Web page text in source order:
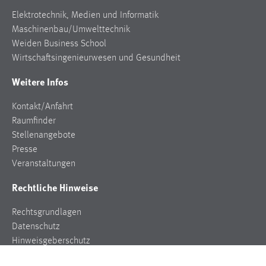
Elektrotechnik, Medien und Informatik
Maschinenbau/Umwelttechnik
Weiden Business School
Wirtschaftsingenieurwesen und Gesundheit
Weitere Infos
Kontakt/Anfahrt
Raumfinder
Stellenangebote
Presse
Veranstaltungen
Rechtliche Hinweise
Rechtsgrundlagen
Datenschutz
Hinweisgeberschutz
Vimeo